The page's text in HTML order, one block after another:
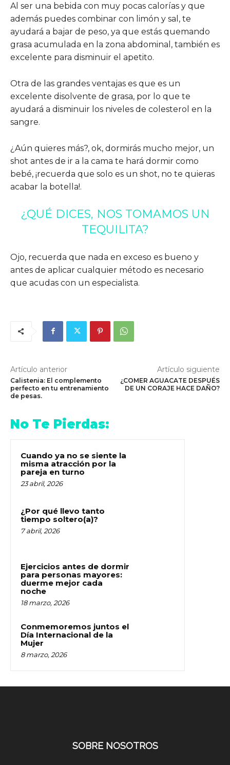
Al ser una bebida con muy pocas calorías y que
además puedes combinar con limón y sal, te
ayudará a bajar de peso, ya que estás quemando
grasa acumulada en la zona abdominal, también es
excelente para disminuir el apetito.
Otra de las grandes ventajas es que es un
excelente disolvente de grasa, por lo que te
ayudará a disminuir los niveles de colesterol en la
sangre.
¿Aún quieres más?, ok, dormirás mucho mejor, un
shot antes de ir a la cama te hará dormir como
bebé, ¡recuerda que solo es un shot, no te quieras
acabar la botella!.
¿QUÉ DICES, NOS TOMAMOS UN
TEQUILITA?
Ojo, recuerda que nada en exceso es bueno y
antes de aplicar cualquier método es necesario
que acudas con un especialista.
Artículo anterior
Calistenia: El complemento
perfecto en tu entrenamiento
de pesas.
Artículo siguiente
¿COMER AGUACATE DESPUÉS
DE UN CORAJE HACE DAÑO?
No Te Pierdas:
Cuando ya no se siente la
misma atracción por la
pareja en turno
23 abril, 2026
¿Por qué llevo tanto
tiempo soltero(a)?
7 abril, 2026
Ejercicios antes de dormir
para personas mayores:
duerme mejor cada
noche
18 marzo, 2026
Conmemoremos juntos el
Día Internacional de la
Mujer
8 marzo, 2026
SOBRE NOSOTROS